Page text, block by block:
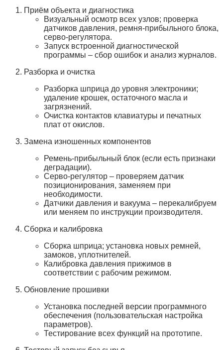
Приём объекта и диагностика
Визуальный осмотр всех узлов; проверка
датчиков давления, ремня‑прибыльного блока,
серво‑регулятора.
Запуск встроенной диагностической
программы – сбор ошибок и анализ журналов.
Разборка и очистка
Разборка шприца до уровня электроники;
удаление крошек, остаточного масла и
загрязнений.
Очистка контактов клавиатуры и печатных
плат от окислов.
Замена изношенных компонентов
Ремень‑прибыльный блок (если есть признаки
деградации).
Серво‑регулятор – проверяем датчик
позиционирования, заменяем при
необходимости.
Датчики давления и вакуума – перекалибруем
или меняем по инструкции производителя.
Сборка и калибровка
Сборка шприца; установка новых ремней,
замоков, уплотнителей.
Калибровка давления прижимов в
соответствии с рабочим режимом.
Обновление прошивки
Установка последней версии программного
обеспечения (пользовательская настройка
параметров).
Тестирование всех функций на прототипе.